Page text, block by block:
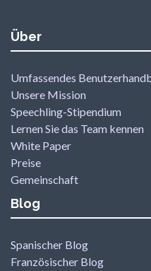
Über
Umfassendes
Unsere Mission
Speechling-Stipendium
Lernen Sie das Team kennen
White Paper
Preise
Gemeinschaft
Blog
Spanischer Blog
Französischer Blog